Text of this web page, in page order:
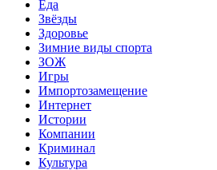
Еда
Звёзды
Здоровье
Зимние виды спорта
ЗОЖ
Игры
Импортозамещение
Интернет
Истории
Компании
Криминал
Культура